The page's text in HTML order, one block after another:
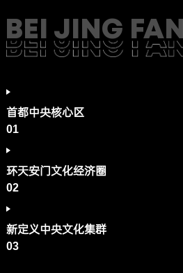
BEI JING
首都中央核心区
首都中央核心区
01
环天安门文化经济圈
环天安门文化经济圈
02
新定义中央文化集群
新定义中央文化集群
03